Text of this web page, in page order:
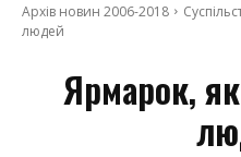
Архів новин 2006-2018
людей
Ярмарок,